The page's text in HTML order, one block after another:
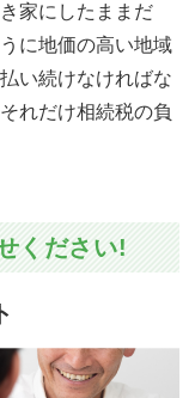
家にしたままだ
に地価の高い地域
い続けなければな
れだけ相続税の負
ください!